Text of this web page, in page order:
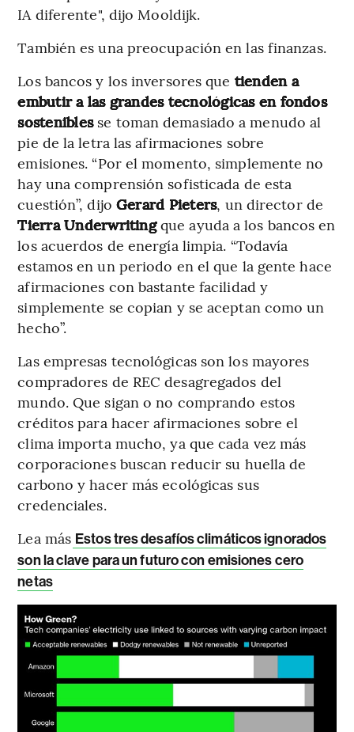
IA diferente", dijo Mooldijk.
También es una preocupación en las finanzas.
Los bancos y los inversores que tienden a
embutir a las grandes tecnológicas en fondos
sostenibles se toman demasiado a menudo al
pie de la letra las afirmaciones sobre
emisiones. “Por el momento, simplemente no
hay una comprensión sofisticada de esta
cuestión”, dijo Gerard Pieters, un director de
Tierra Underwritingque ayuda a los bancos en
los acuerdos de energía limpia. “Todavía
estamos en un periodo en el que la gente hace
afirmaciones con bastante facilidad y
simplemente se copian y se aceptan como un
hecho”.
Las empresas tecnológicas son los mayores
compradores de REC desagregados del
mundo. Que sigan o no comprando estos
créditos para hacer afirmaciones sobre el
clima importa mucho, ya que cada vez más
corporaciones buscan reducir su huella de
carbono y hacer más ecológicas sus
credenciales.
Lea más Estos tres desafíos climáticos ignorados
son la clave para un futuro con emisiones cero
netas